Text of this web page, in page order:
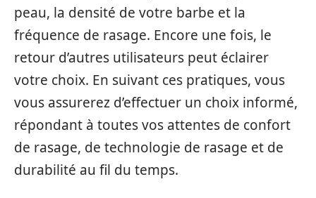
peau, la densité de votre barbe et la
fréquence de rasage. Encore une fois, le
retour d’autres utilisateurs peut éclairer
votre choix. En suivant ces pratiques, vous
vous assurerez d’effectuer un choix informé,
répondant à toutes vos attentes de confort
de rasage, de technologie de rasage et de
durabilité au fil du temps.